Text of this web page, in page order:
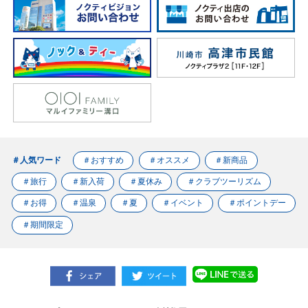
＃人気ワード ＃おすすめ ＃オススメ ＃新商品
＃旅行 ＃新入荷 ＃夏休み ＃クラブツーリズム
＃お得 ＃温泉 ＃夏 ＃イベント ＃ポイントデー
＃期間限定